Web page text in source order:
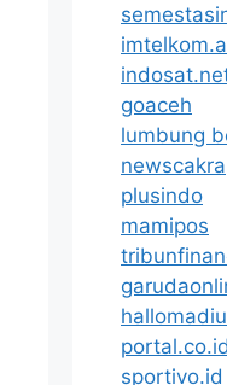
goaceh
lumbung
newscakra
plusindo
mamipos
portal.co.id
sportivo.id